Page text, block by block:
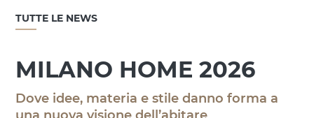
TUTTE LE NEWS
MILANO HOME 2026
Dove idee, materia e stile danno forma a